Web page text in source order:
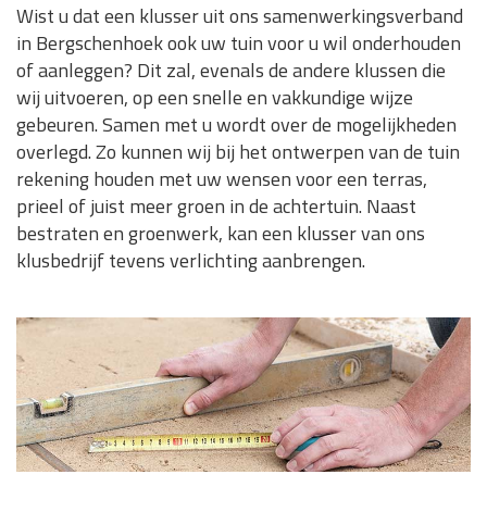
Wist u dat een klusser uit ons samenwerkingsverband
in Bergschenhoek ook uw tuin voor u wil onderhouden
of aanleggen? Dit zal, evenals de andere klussen die
wij uitvoeren, op een snelle en vakkundige wijze
gebeuren. Samen met u wordt over de mogelijkheden
overlegd. Zo kunnen wij bij het ontwerpen van de tuin
rekening houden met uw wensen voor een terras,
prieel of juist meer groen in de achtertuin. Naast
bestraten en groenwerk, kan een klusser van ons
klusbedrijf tevens verlichting aanbrengen.